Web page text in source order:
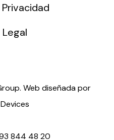
Web diseñada por
844 48 20